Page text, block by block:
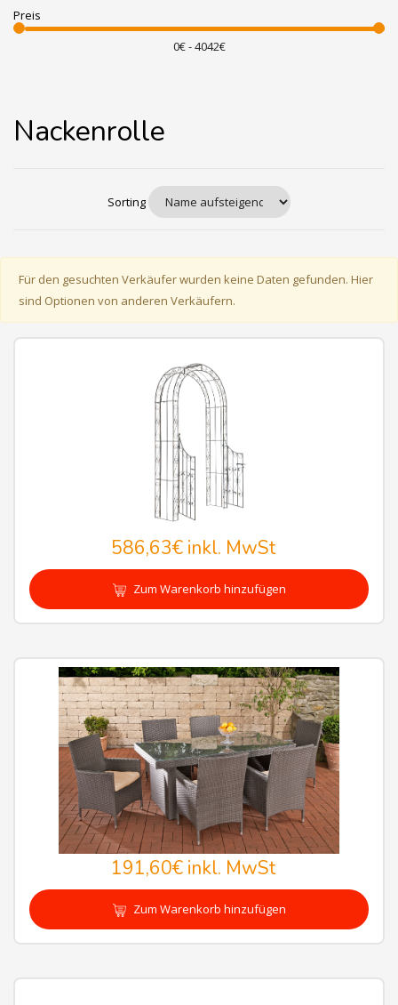
Preis
Nackenrolle
Sorting
Für den gesuchten Verkäufer wurden keine Daten gefunden. Hier
sind Optionen von anderen Verkäufern.
586,63€inkl. MwSt
Zum Warenkorb hinzufügen
191,60€inkl. MwSt
Zum Warenkorb hinzufügen